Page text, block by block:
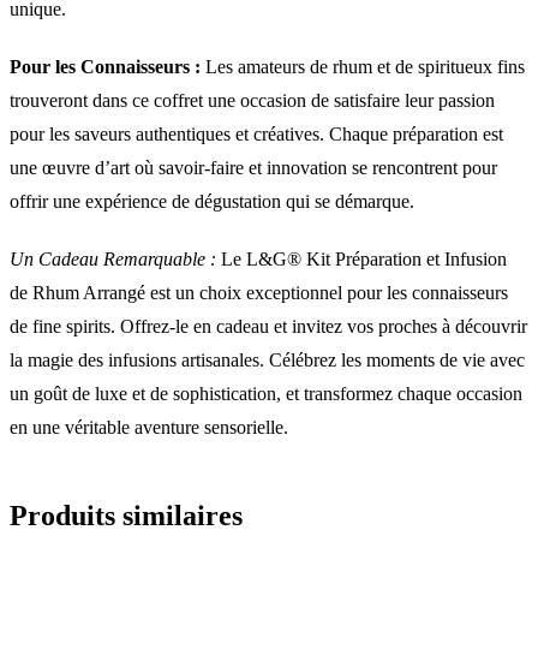
unique.
Pour les Connaisseurs : Les amateurs de rhum et de spiritueux fins
trouveront dans ce coffret une occasion de satisfaire leur passion
pour les saveurs authentiques et créatives. Chaque préparation est
une œuvre d’art où savoir-faire et innovation se rencontrent pour
offrir une expérience de dégustation qui se démarque.
Un Cadeau Remarquable : Le L&G® Kit Préparation et Infusion
de Rhum Arrangé est un choix exceptionnel pour les connaisseurs
de fine spirits. Offrez-le en cadeau et invitez vos proches à découvrir
la magie des infusions artisanales. Célébrez les moments de vie avec
un goût de luxe et de sophistication, et transformez chaque occasion
en une véritable aventure sensorielle.
Produits similaires